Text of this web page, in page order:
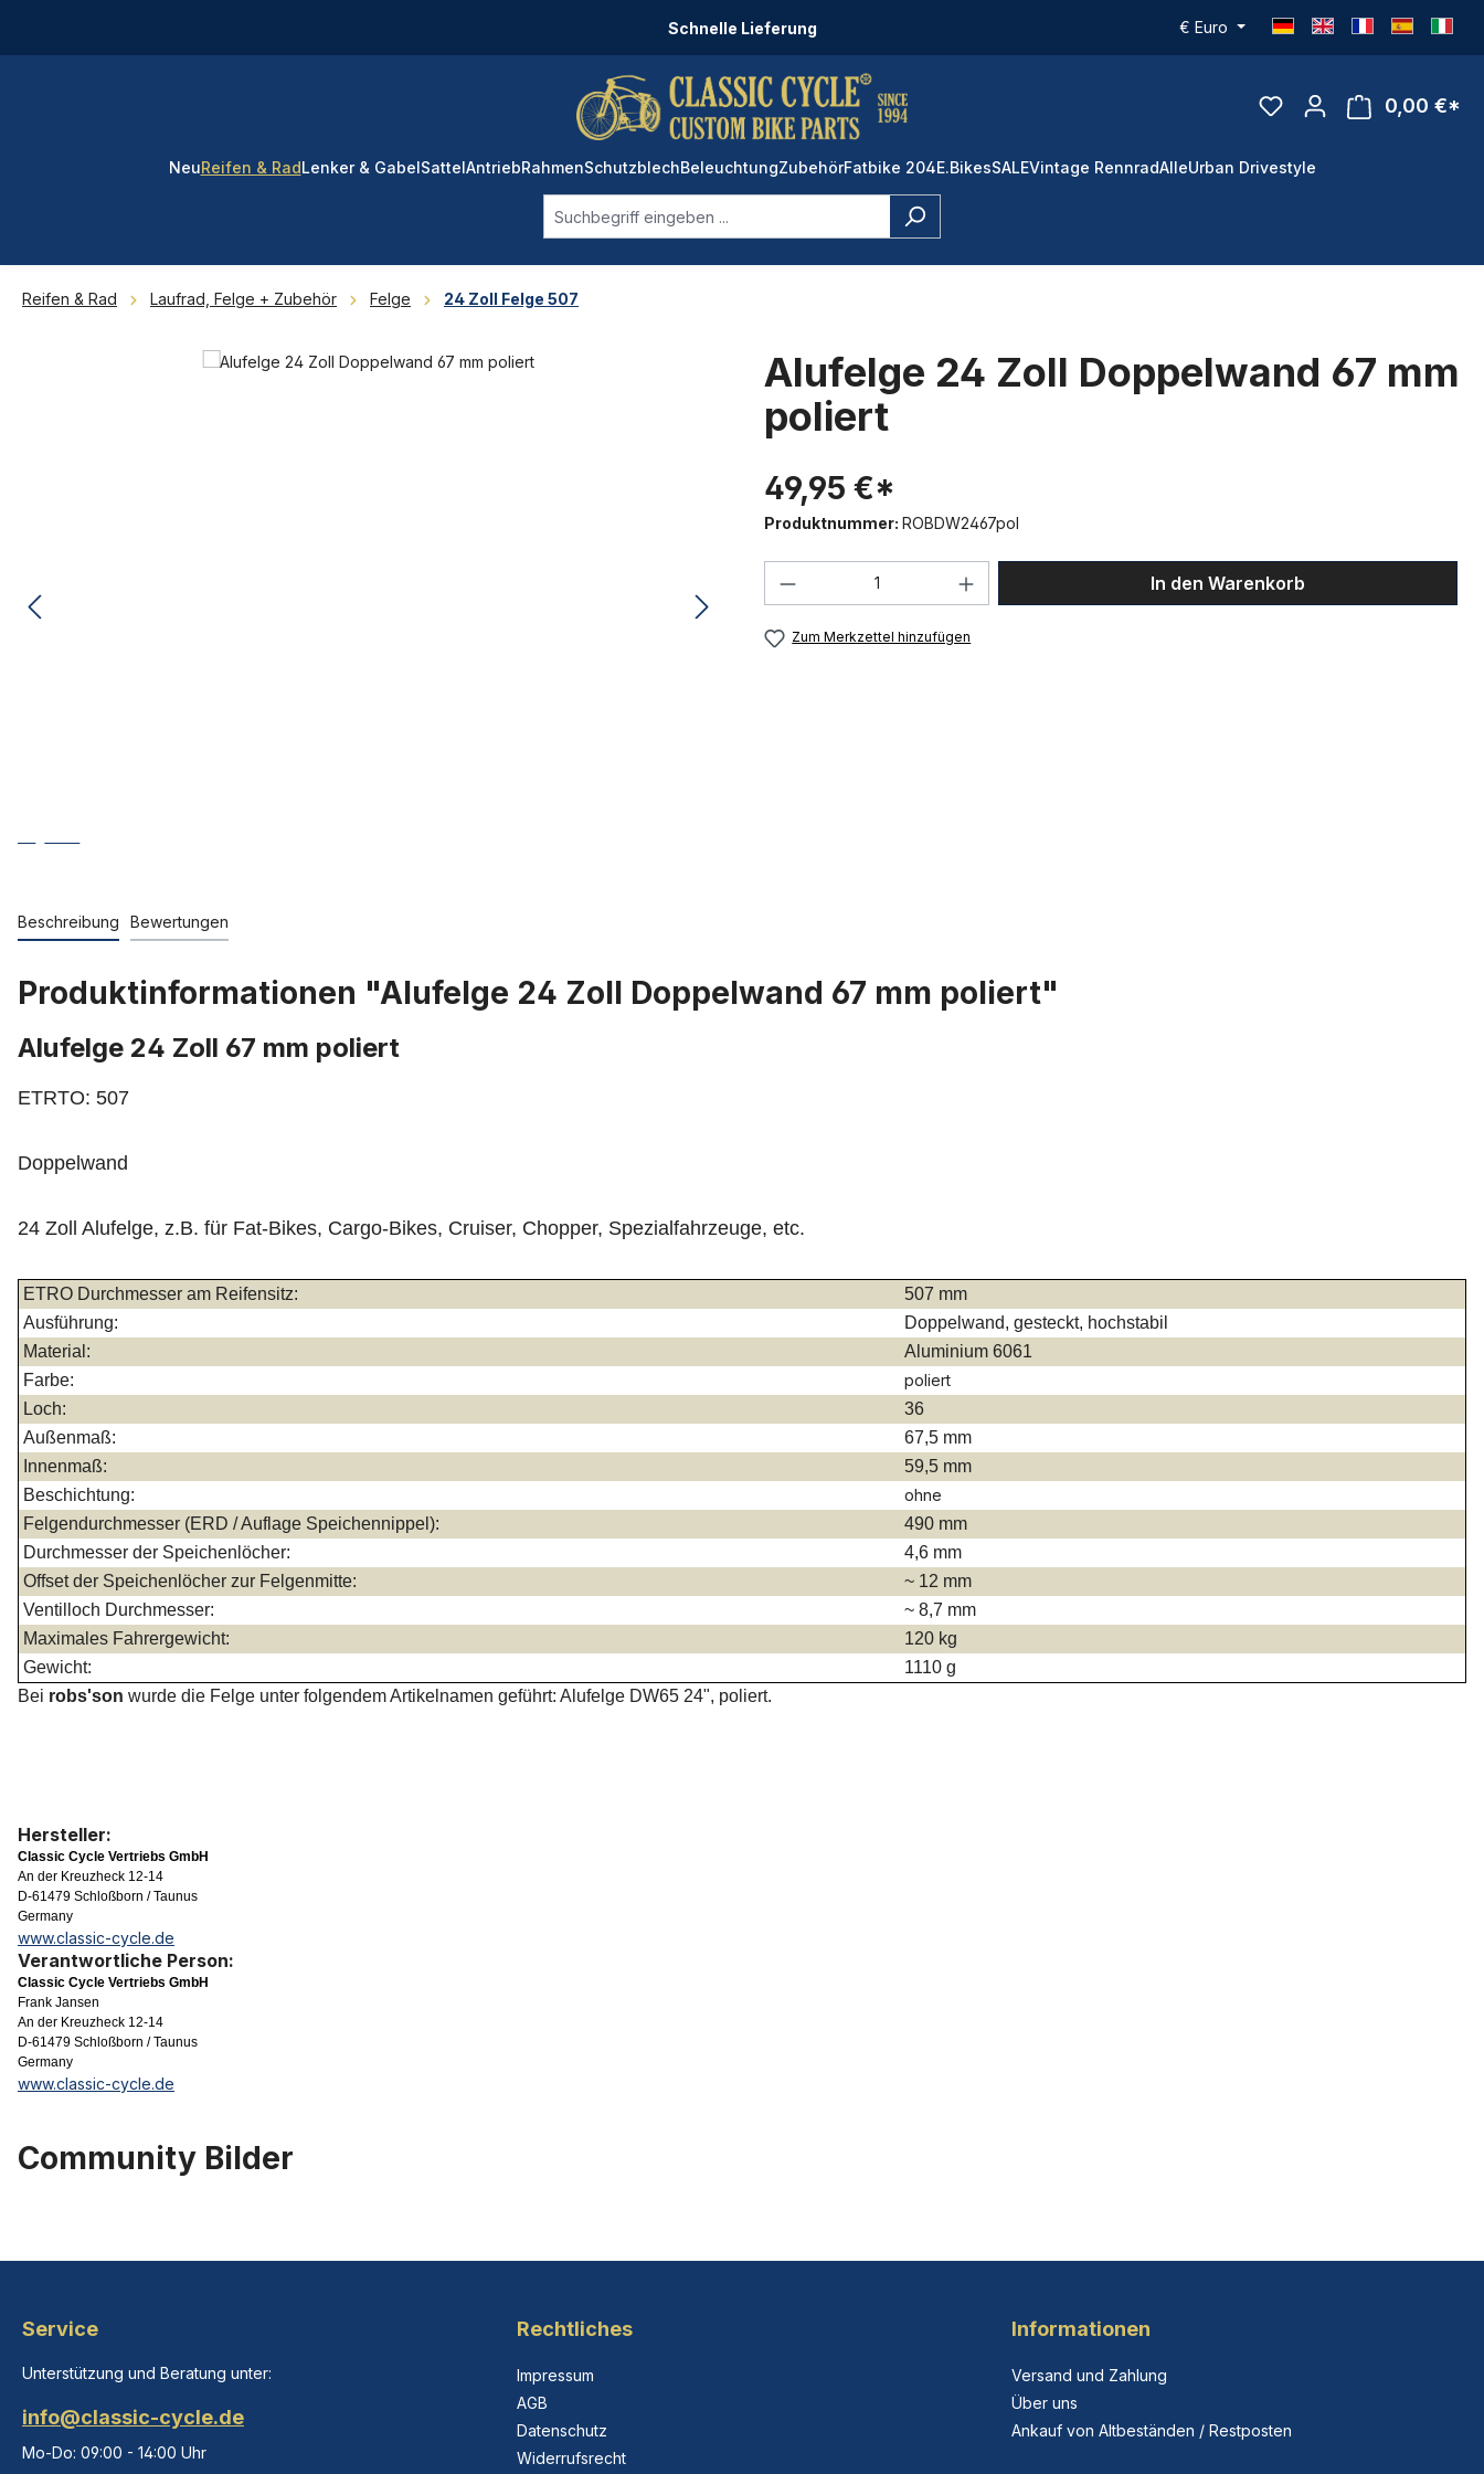
Schnelle Lieferung € Euro
0,00 €*
NeuReifen & Rad Lenker & Gabel Sattel AntriebRahmenSchutzblechBeleuchtungZubehörFatbike 204E.BikesSALEVintage RennradAlleUrban Drivestyle
Reifen & Rad Laufrad, Felge + Zubehör Felge 24 Zoll Felge 507
Alufelge 24 Zoll Doppelwand 67 mm
poliert
49,95 €*
Produktnummer: ROBDW2467pol
Produkt Anzahl: Gib den gewünschten Wert ein oder
In den Warenkorb
Zum Merkzettel hinzufügen
Beschreibung Bewertungen
Produktinformationen "Alufelge 24 Zoll Doppelwand 67 mm poliert"
Alufelge 24 Zoll 67 mm poliert
ETRTO: 507
Doppelwand
24 Zoll Alufelge, z.B. für Fat-Bikes, Cargo-Bikes, Cruiser, Chopper, Spezialfahrzeuge, etc.
ETRO Durchmesser am Reifensitz:
507 mm
Ausführung:
Doppelwand, gesteckt, hochstabil
Material:
Aluminium 6061
Farbe:
poliert
Loch:
36
Außenmaß:
67,5 mm
Innenmaß:
59,5 mm
Beschichtung:
ohne
Felgendurchmesser (ERD / Auflage Speichennippel):
490 mm
Durchmesser der Speichenlöcher:
4,6 mm
Offset der Speichenlöcher zur Felgenmitte:
~ 12 mm
Ventilloch Durchmesser:
~ 8,7 mm
Maximales Fahrergewicht:
120 kg
Gewicht:
1110 g
Bei robs'son wurde die Felge unter folgendem Artikelnamen geführt: Alufelge DW65 24", poliert.
Hersteller:
Classic Cycle Vertriebs GmbH
An der Kreuzheck 12-14
D-61479 Schloßborn / Taunus
Germany
www.classic-cycle.de
Verantwortliche Person:
Classic Cycle Vertriebs GmbH
Frank Jansen
An der Kreuzheck 12-14
D-61479 Schloßborn / Taunus
Germany
www.classic-cycle.de
Community Bilder
Service
Unterstützung und Beratung unter:
info@classic-cycle.de
Mo-Do: 09:00 - 14:00 Uhr
Rechtliches
Impressum
AGB
Datenschutz
Widerrufsrecht
Informationen
Versand und Zahlung
Über uns
Ankauf von Altbeständen / Restposten